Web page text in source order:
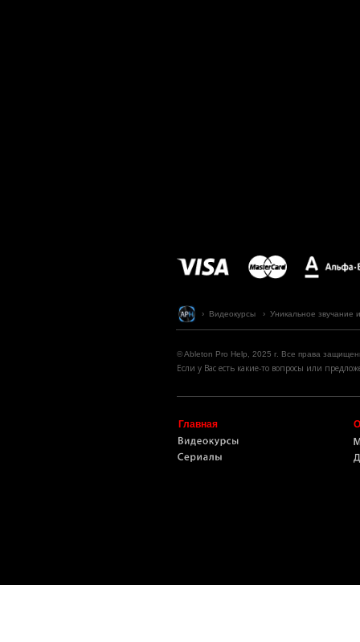
Главная
© Ableton Pro Help, 2025 г. Все права
Если у Вас есть какие-то вопросы или
› Видеокурсы › Уникальное звучание и